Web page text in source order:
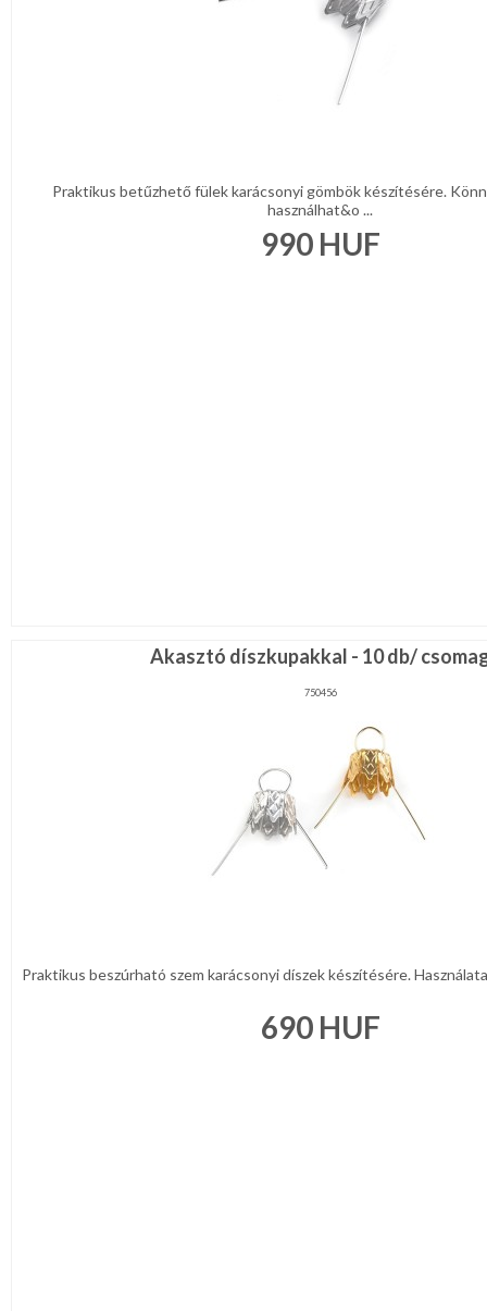
Praktikus betűzhető fülek karácsonyi gömbök készítésére.
használhat&o ...
990HUF
Akasztó díszkupakkal - 10 db/
750456
Praktikus beszúrható szem karácsonyi díszek készítésére.
690HUF